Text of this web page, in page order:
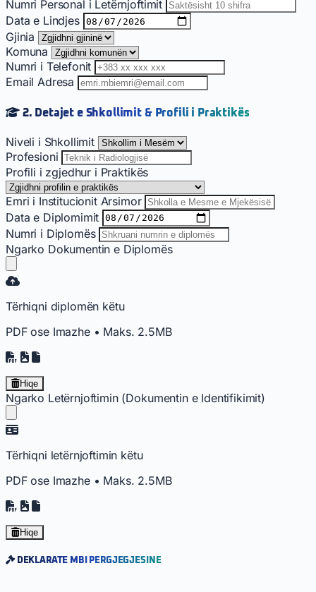
Numri Personal i Letërnjoftimit
Data e Lindjes
Gjinia
Komuna
Numri i Telefonit
Email Adresa
2. Detajet e Shkollimit & Profili i Praktikës
Niveli i Shkollimit
Profesioni
Profili i zgjedhur i Praktikës
Emri i Institucionit Arsimor
Data e Diplomimit
Numri i Diplomës
Ngarko Dokumentin e Diplomës
Tërhiqni diplomën këtu
PDF ose Imazhe • Maks. 2.5MB
Hiqe
Ngarko Letërnjoftimin (Dokumentin e Identifikimit)
Tërhiqni letërnjoftimin këtu
PDF ose Imazhe • Maks. 2.5MB
Hiqe
DEKLARATË MBI PËRGJEGJËSINË